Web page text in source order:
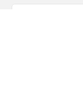
Skriv inn din e-postadresse